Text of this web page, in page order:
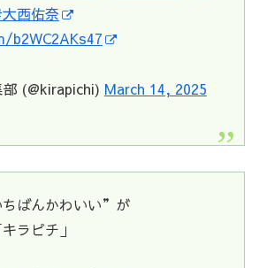
西佑奈
b2WC2AKs47
(@kirapichi) March 14, 2025
ばんかわいい”が
ラピチ」